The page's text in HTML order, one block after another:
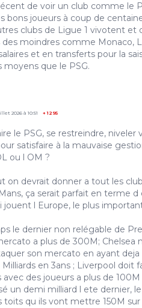
de voir un club comme le
bons joueurs à coup de
clubs de Ligue 1 vivotent et
moindres comme Monaco,
et en transferts pour la
que le PSG.
2026 à 10:51 +1295
le PSG, se restreindre, niveler
satisfaire à la mauvaise
ou l OM ?
on devrait donner a tout les
ça serait parfait en terme d
jouent l Europe, le plus
le dernier non relégable de
a plus de 300M; Chelsea
son mercato en ayant deja
Milliards en 3ans ; Liverpool doit
des joueurs a plus de 100M
un demi milliard l ete dernier,
toits qu ils vont mettre 150M sur